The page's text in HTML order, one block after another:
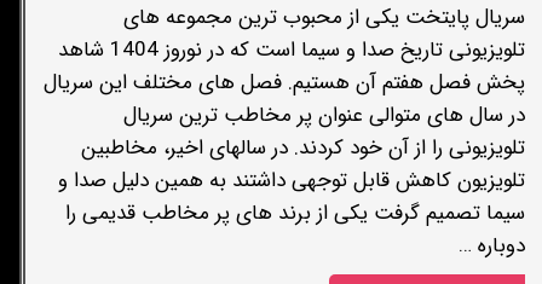
سریال پایتخت یکی از محبوب ترین مجموعه های
تلویزیونی تاریخ صدا و سیما است که در نوروز 1404 شاهد
پخش فصل هفتم آن هستیم. فصل های مختلف این سریال
در سال های متوالی عنوان پر مخاطب ترین سریال
تلویزیونی را از آن خود کردند. در سالهای اخیر، مخاطبین
تلویزیون کاهش قابل توجهی داشتند به همین دلیل صدا و
سیما تصمیم گرفت یکی از برند های پر مخاطب قدیمی را
دوباره …